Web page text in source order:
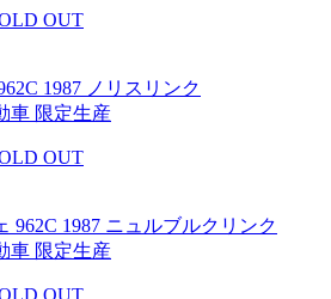
OUT
1987 ノリスリンク
車 限定生産
OUT
962C 1987 ニュルブルクリンク
車 限定生産
OUT